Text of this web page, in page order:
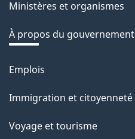
Ministères et organismes
À propos du gouvernement
Thèmes
sujets
Emplois
Immigration et citoyenneté
Voyage et tourisme